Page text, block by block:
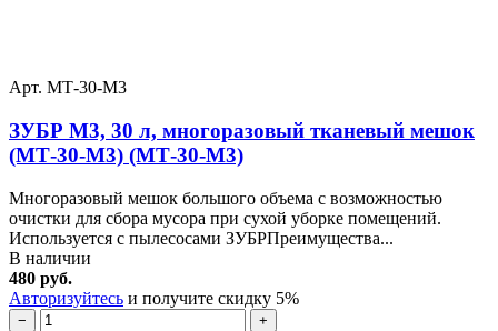
Арт. МТ-30-М3
ЗУБР М3, 30 л, многоразовый тканевый мешок
(МТ-30-М3) (МТ-30-М3)
Многоразовый мешок большого объема с возможностью
очистки для сбора мусора при сухой уборке помещений.
Используется с пылесосами ЗУБРПреимущества...
В наличии
480 руб.
Авторизуйтесь и получите скидку 5%
−
+